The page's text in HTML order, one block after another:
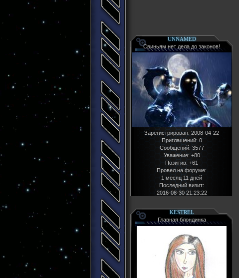
UNNAMED
Свиньям нет дела до законов!
Зарегистрирован: 2008-04-22
Приглашений: 0
Сообщений: 3577
Уважение: +80
Позитив: +61
Провел на форуме:
1 месяц 11 дней
Последний визит:
2016-08-30 21:23:22
KESTREL
Главная блондинка